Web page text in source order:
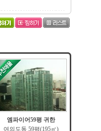
엠파이어59평 귀한
여의도동 59평(195㎡)